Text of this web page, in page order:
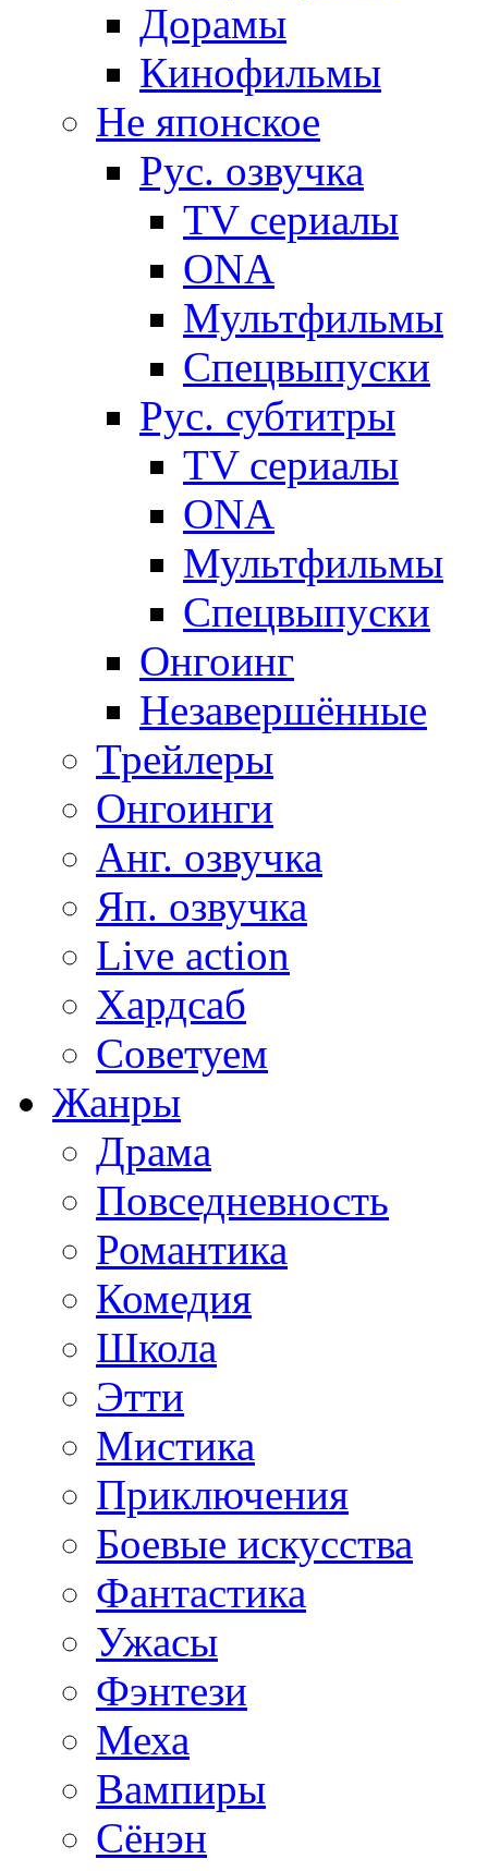
Дорамы
Кинофильмы
Не японское
Рус. озвучка
TV сериалы
ONA
Мультфильмы
Спецвыпуски
Рус. субтитры
TV сериалы
ONA
Мультфильмы
Спецвыпуски
Онгоинг
Незавершённые
Трейлеры
Онгоинги
Анг. озвучка
Яп. озвучка
Live action
Хардсаб
Советуем
Жанры
Драма
Повседневность
Романтика
Комедия
Школа
Этти
Мистика
Приключения
Боевые искусства
Фантастика
Ужасы
Фэнтези
Меха
Вампиры
Сёнэн